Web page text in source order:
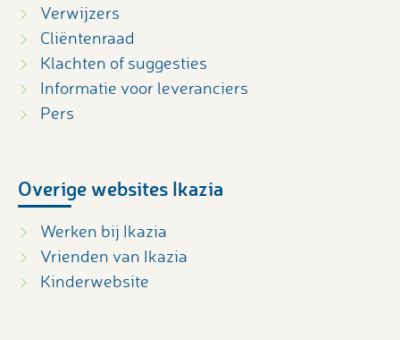
Verwijzers
Cliëntenraad
Klachten of suggesties
Informatie voor leveranciers
Pers
Overige websites Ikazia
Werken bij Ikazia
Vrienden van Ikazia
Kinderwebsite